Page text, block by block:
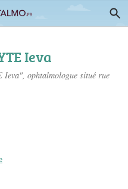
Ieva
Ieva", ophtalmologue situé rue